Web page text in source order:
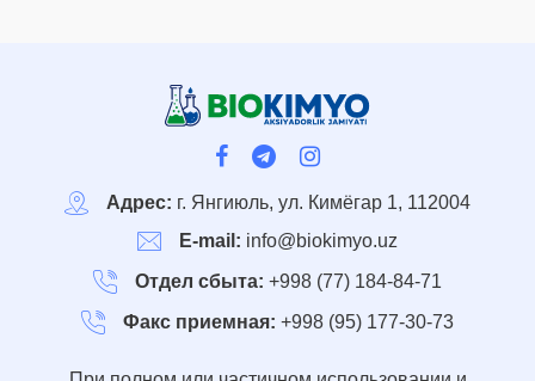
Адрес: г. Янгиюль, ул. Кимёгар 1, 112004
E-mail: info@biokimyo.uz
Отдел сбыта: +998 (77) 184-84-71
Факс приемная: +998 (95) 177-30-73